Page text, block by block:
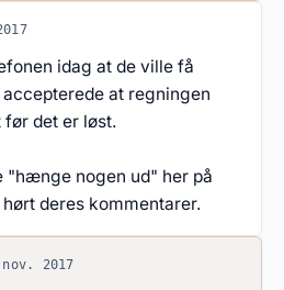
idag at de ville få
at regningen
det er løst.
"hænge nogen ud" her på
deres kommentarer.
2017